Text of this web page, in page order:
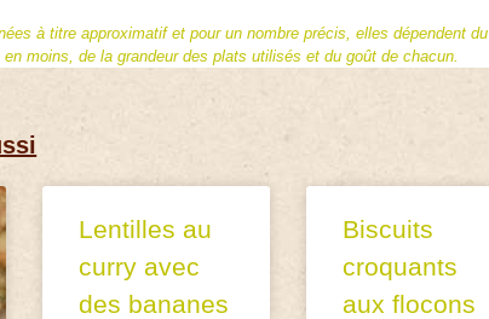
à titre approximatif et pour un nombre précis, elles dépendent du
moins, de la grandeur des plats utilisés et du goût de chacun.
Lentilles au
curry avec
des bananes
Biscuits
croquants
aux flocons